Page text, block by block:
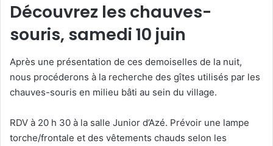
Découvrez les chauves-
souris, samedi 10 juin
Après une présentation de ces demoiselles de la nuit,
nous procéderons à la recherche des gîtes utilisés par les
chauves-souris en milieu bâti au sein du village.
RDV à 20 h 30 à la salle Junior d’Azé. Prévoir une lampe
torche/frontale et des vêtements chauds selon les